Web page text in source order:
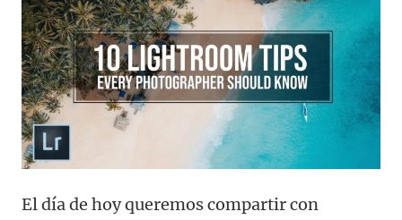
El día de hoy queremos compartir con